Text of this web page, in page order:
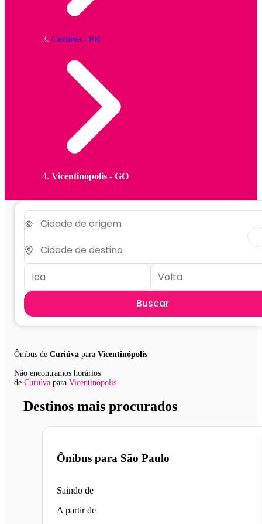
Curiúva - PR
Vicentinópolis - GO
Buscar
Ônibus de Curiúva para Vicentinópolis
Não encontramos horários
de Curiúva para Vicentinópolis
Destinos mais procurados
Ônibus para São Paulo
Saindo de
A partir de